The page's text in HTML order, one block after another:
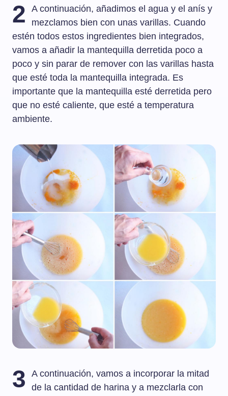
2
A continuación, añadimos el agua y el anís y
mezclamos bien con unas varillas. Cuando
estén todos estos ingredientes bien integrados,
vamos a añadir la mantequilla derretida poco a
poco y sin parar de remover con las varillas hasta
que esté toda la mantequilla integrada. Es
importante que la mantequilla esté derretida pero
que no esté caliente, que esté a temperatura
ambiente.
3
A continuación, vamos a incorporar la mitad
de la cantidad de harina y a mezclarla con